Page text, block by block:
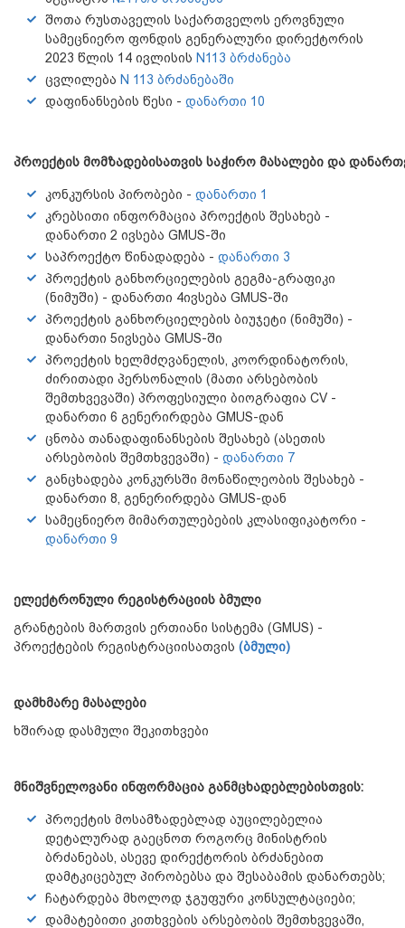
შოთა რუსთაველის საქართველოს ეროვნული
სამეცნიერო ფონდის გენერალური დირექტორის
2023 წლის 14 ივლისის N113 ბრძანება
ცვლილება N 113 ბრძანებაში
დაფინანსების წესი - დანართი 10
პროექტის მომზადებისათვის საჭირო მასალები და
კონკურსის პირობები - დანართი 1
კრებსითი ინფორმაცია პროექტის შესახებ -
დანართი 2 ივსება GMUS-ში
საპროექტო წინადადება - დანართი 3
პროექტის განხორციელების გეგმა-გრაფიკი
(ნიმუში) - დანართი 4ივსება GMUS-ში
პროექტის განხორციელების ბიუჯეტი (ნიმუში) -
დანართი 5ივსება GMUS-ში
პროექტის ხელმძღვანელის, კოორდინატორის,
ძირითადი პერსონალის (მათი არსებობის
შემთხვევაში) პროფესიული ბიოგრაფია CV -
დანართი 6 გენერირდება GMUS-დან
ცნობა თანადაფინანსების შესახებ (ასეთის
არსებობის შემთხვევაში) - დანართი 7
განცხადება კონკურსში მონაწილეობის შესახებ -
დანართი 8, გენერირდება GMUS-დან
სამეცნიერო მიმართულებების კლასიფიკატორი -
დანართი 9
ელექტრონული რეგისტრაციის ბმული
გრანტების მართვის ერთიანი სისტემა (GMUS) -
პროექტების რეგისტრაციისათვის (ბმული)
დამხმარე მასალები
ხშირად დასმული შეკითხვები
მნიშვნელოვანი ინფორმაცია განმცხადებლებისთვის:
პროექტის მოსამზადებლად აუცილებელია
დეტალურად გაეცნოთ როგორც მინისტრის
ბრძანებას, ასევე დირექტორის ბრძანებით
დამტკიცებულ პირობებსა და შესაბამის დანართებს;
ჩატარდება მხოლოდ ჯგუფური კონსულტაციები;
დამატებითი კითხვების არსებობის შემთხვევაში,